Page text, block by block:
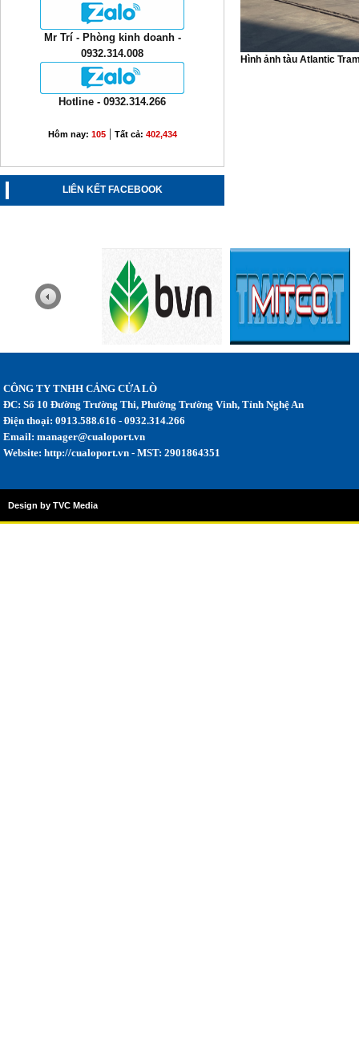
Mr Trí - Phòng kinh doanh -
0932.314.008
Hotline - 0932.314.266
Hôm nay: 105| Tất cả: 402,434
LIÊN KẾT FACEBOOK
Hình ảnh tàu Atlantic
CÔNG TY TNHH CẢNG CỬA LÒ
ĐC: Số 10 Đường Trường Thi, Phường Trường Vinh, Tỉnh Nghệ An
Điện thoại: 0913.588.616 - 0932.314.266
Email: manager@cualoport.vn
Website: http://cualoport.vn - MST: 2901864351
Design by TVC Media